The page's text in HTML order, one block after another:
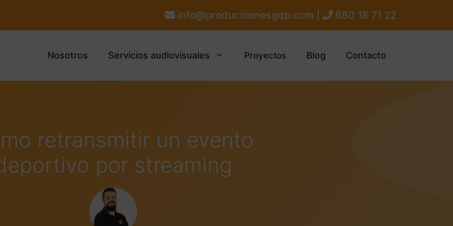
info@produccionesgdp.com | 680 18 71 22
Nosotros Servicios audiovisuales Proyectos Blog Contacto
retransmitir un evento
por streaming